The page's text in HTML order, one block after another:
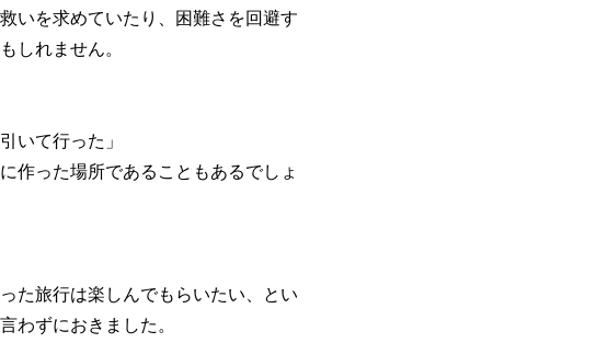
いを求めていたり、困難さを回避す
しれません。
いて行った」
作った場所であることもあるでしょ
た旅行は楽しんでもらいたい、とい
わずにおきました。